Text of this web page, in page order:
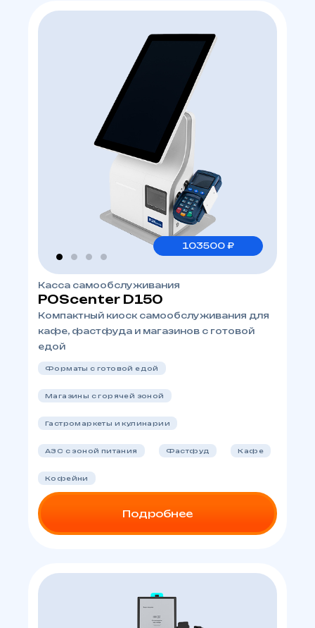
103500 ₽
Касса самообслуживания
POScenter D150
Компактный киоск самообслуживания для
кафе, фастфуда и магазинов с готовой
едой
Форматы с готовой едой
Магазины с горячей зоной
Гастромаркеты и кулинарии
АЗС с зоной питания Фастфуд Кафе
Кофейни
Подробнее